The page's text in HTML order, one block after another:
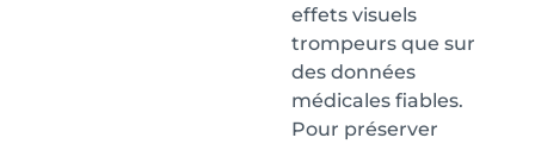
effets visuels
trompeurs que sur
des données
médicales fiables.
Pour préserver